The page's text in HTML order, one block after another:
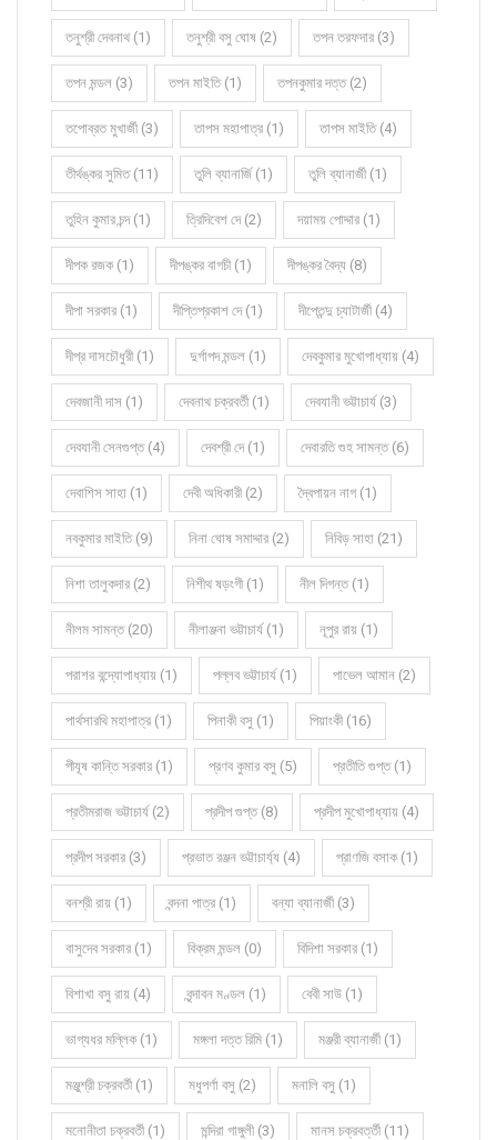
তনুশ্রী দেবনাথ (1) তনুশ্রী বসু ঘোষ (2) তপন তরফদার (3)
তপন মন্ডল (3) তপন মাইতি (1) তপনকুমার দত্ত (2)
তপোব্রত মুখার্জী (3) তাপস মহাপাত্র (1) তাপস মাইতি (4)
তীর্থঙ্কর সুমিত (11) তুলি ব্যানার্জি (1) তুলি ব্যানার্জী (1)
তুহিন কুমার চন্দ (1) ত্রিদিবেশ দে (2) দয়াময় পোদ্দার (1)
দীপক রজক (1) দীপঙ্কর বাগচী (1) দীপঙ্কর বৈদ্য (8)
দীপা সরকার (1) দীপ্তিপ্রকাশ দে (1) দীপ্তেন্দু চ্যাটার্জী (4)
দীপ্র দাসচৌধুরী (1) দুর্গাপদ মন্ডল (1) দেবকুমার মুখোপাধ্যায় (4)
দেবজানী দাস (1) দেবনাথ চক্রবর্তী (1) দেবযানী ভট্টাচার্য (3)
দেবযানী সেনগুপ্ত (4) দেবশ্রী দে (1) দেবারতি গুহ সামন্ত (6)
দেবাশিস সাহা (1) দেবী অধিকারী (2) দ্বৈপায়ন নাগ (1)
নবকুমার মাইতি (9) নিনা ঘোষ সমাদ্দার (2) নিবিড় সাহা (21)
নিশা তালুকদার (2) নিশীথ ষড়ংগী (1) নীল দিগন্ত (1)
নীলম সামন্ত (20) নীলাঞ্জনা ভট্টাচার্য (1) নূপুর রায় (1)
পরাশর বন্দ্যোপাধ্যায় (1) পল্লব ভট্টাচার্য (1) পাভেল আমান (2)
পার্থসারথি মহাপাত্র (1) পিনাকী বসু (1) পিয়াংকী (16)
পীযূষ কান্তি সরকার (1) প্রণব কুমার বসু (5) প্রতীতি গুপ্ত (1)
প্রতীমরাজ ভট্টাচার্য (2) প্রদীপ গুপ্ত (8) প্রদীপ মুখোপাধ্যায় (4)
প্রদীপ সরকার (3) প্রভাত রঞ্জন ভট্টাচার্য্য (4) প্রাণজি বসাক (1)
বনশ্রী রায় (1) বন্দনা পাত্র (1) বন্যা ব্যানার্জী (3)
বাসুদেব সরকার (1) বিক্রম মন্ডল (0) বিদিশা সরকার (1)
বিশাখা বসু রায় (4) বৃন্দাবন মণ্ডল (1) বেবী সাউ (1)
ভাগ্যধর মল্লিক (1) মঙ্গলা দত্ত রিমি (1) মঞ্জরী ব্যানার্জী (1)
মঞ্জুশ্রী চক্রবর্তী (1) মধুপর্ণা বসু (2) মনালি বসু (1)
মনোনীতা চক্রবর্তী (1) মন্দিরা গাঙ্গুলী (3) মানস চক্রবর্ত্তী (11)